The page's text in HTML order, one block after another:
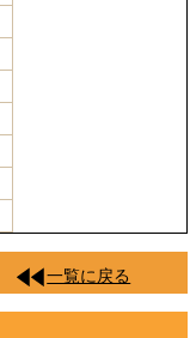
一覧に戻る